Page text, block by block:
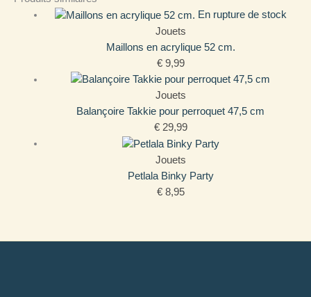
En rupture de stock
Jouets
Maillons en acrylique 52 cm.
€9,99
Jouets
Balançoire Takkie pour perroquet 47,5 cm
€29,99
Jouets
Petlala Binky Party
€8,95